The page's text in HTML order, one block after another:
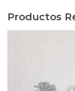
Productos